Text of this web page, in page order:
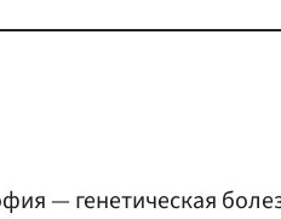
— генетическая